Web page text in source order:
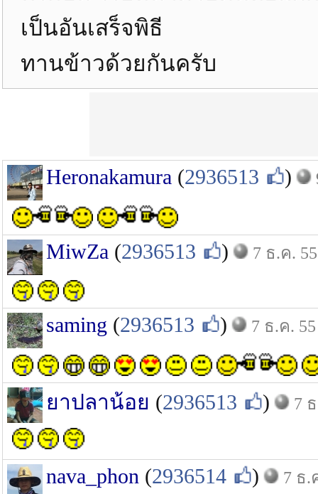
เป็นอันเสร็จพิธี
ทานข้าวด้วยกันครับ
Heronakamura (2936513 )
MiwZa (2936513 ) 7 ธ.ค. 55
saming (2936513 ) 7 ธ.ค. 55
ยาปลาน้อย (2936513 ) 7
nava_phon (2936514 ) 7 ธ.